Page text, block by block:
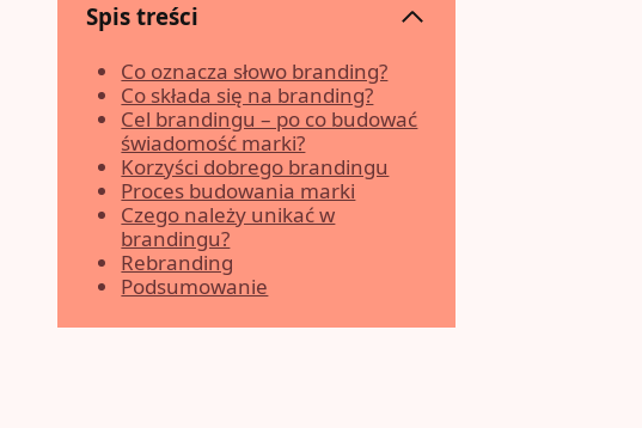
Spis treści
Co oznacza słowo branding?
Co składa się na branding?
Cel brandingu – po co budować
świadomość marki?
Korzyści dobrego brandingu
Proces budowania marki
Czego należy unikać w
brandingu?
Rebranding
Podsumowanie